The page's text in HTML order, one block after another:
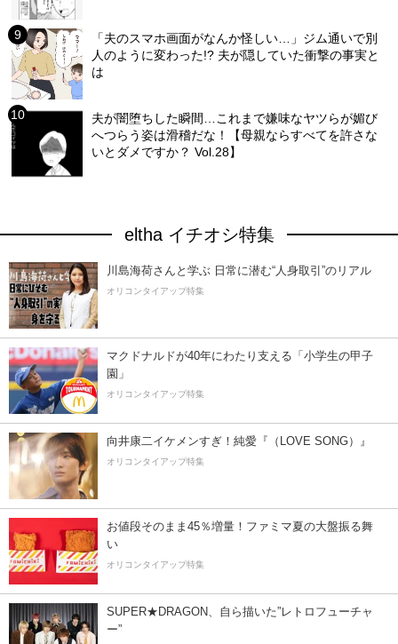
「夫のスマホ画面がなんか怪しい…」ジム通いで別
人のように変わった!? 夫が隠していた衝撃の事実と
は
夫が闇堕ちした瞬間…これまで嫌味なヤツらが媚び
へつらう姿は滑稽だな！【母親ならすべてを許さな
いとダメですか？ Vol.28】
eltha イチオシ特集
川島海荷さんと学ぶ 日常に潜む“人身取引”のリアル
オリコンタイアップ特集
マクドナルドが40年にわたり支える「小学生の甲子
園」
オリコンタイアップ特集
向井康二イケメンすぎ！純愛『（LOVE SONG）』
オリコンタイアップ特集
お値段そのまま45％増量！ファミマ夏の大盤振る舞
い
オリコンタイアップ特集
SUPER★DRAGON、自ら描いた”レトロフューチャ
ー”